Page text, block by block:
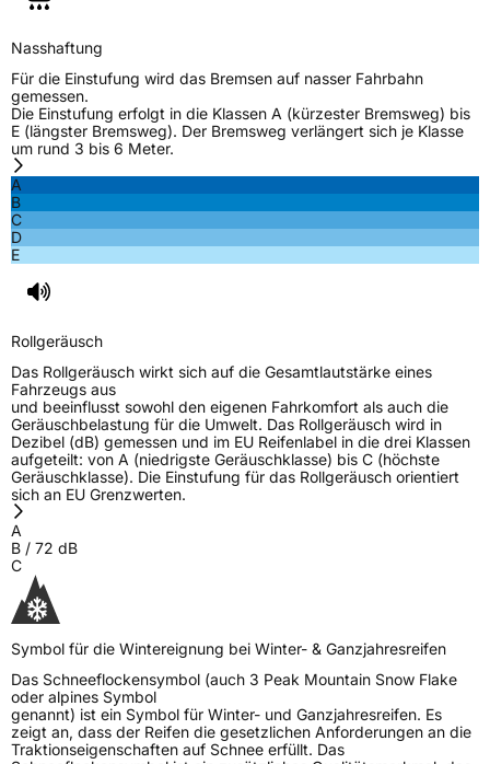
M+S
VerstärktXL
EU Label
EffizienzD
Fahrzeugklasse
3PMSF / Schneeflockensymbol / Alpine-Symbol
EPREL ID419191
Allgemeine Produktsicherheit (GPSR)
Nasshaftung
Für die Einstufung wird das Bremsen auf nasser Fahrbahn
gemessen.
Die Einstufung erfolgt in die Klassen A (kürzester Bremsweg) bis
E (längster Bremsweg). Der Bremsweg verlängert sich je Klasse
um rund 3 bis 6 Meter.
A
B
C
D
E
Rollgeräusch
Das Rollgeräusch wirkt sich auf die Gesamtlautstärke eines
Fahrzeugs aus
und beeinflusst sowohl den eigenen Fahrkomfort als auch die
Geräuschbelastung für die Umwelt. Das Rollgeräusch wird in
Dezibel (dB) gemessen und im EU Reifenlabel in die drei Klassen
aufgeteilt: von A (niedrigste Geräuschklasse) bis C (höchste
Geräuschklasse). Die Einstufung für das Rollgeräusch orientiert
sich an EU Grenzwerten.
A
B / 72 dB
C
Symbol für die Wintereignung bei Winter- & Ganzjahresreifen
Das Schneeflockensymbol (auch 3 Peak Mountain Snow Flake
oder alpines Symbol
genannt) ist ein Symbol für Winter- und Ganzjahresreifen. Es
zeigt an, dass der Reifen die gesetzlichen Anforderungen an die
Traktionseigenschaften auf Schnee erfüllt. Das